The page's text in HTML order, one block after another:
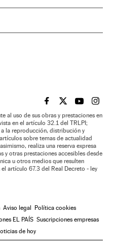
EL PAÍS BRASIL EN
EL PAÍSEL PAÍS
EL
al uso de sus obras y prestaciones en
en el artículo 32.1 del TRLPI;
a la reproducción, distribución y
sobre temas de actualidad
realiza una reserva expresa
y otras prestaciones accesibles desde
u otros medios que resulten
artículo 67.3 del Real Decreto - ley
Aviso legal
Política cookies
EL PAÍS Suscripciones empresas
de hoy